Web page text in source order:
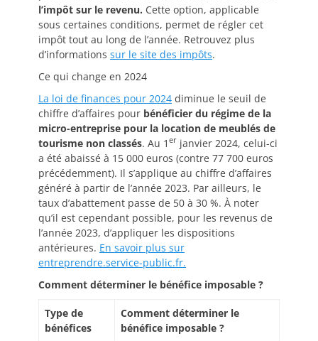
l’impôt sur le revenu. Cette option, applicable
sous certaines conditions, permet de régler cet
impôt tout au long de l’année. Retrouvez plus
d’informations sur le site des impôts.
Ce qui change en 2024
La loi de finances pour 2024 diminue le seuil de
chiffre d’affaires pour bénéficier du régime de la
micro-entreprise pour la location de meublés de
tourisme non classés. Au 1 er janvier 2024, celui-ci
a été abaissé à 15 000 euros (contre 77 700 euros
précédemment). Il s’applique au chiffre d’affaires
généré à partir de l’année 2023. Par ailleurs, le
taux d’abattement passe de 50 à 30 %. À noter
qu’il est cependant possible, pour les revenus de
l’année 2023, d’appliquer les dispositions
antérieures. En savoir plus sur
entreprendre.service-public.fr.
Comment déterminer le bénéfice imposable ?
Type de
bénéfices
Comment déterminer le
bénéfice imposable ?